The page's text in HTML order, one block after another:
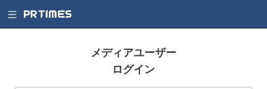
メディアユーザー
ログイン